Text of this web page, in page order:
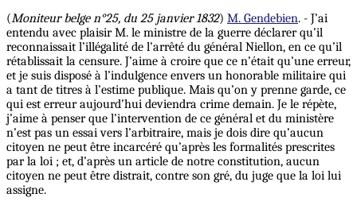
(Moniteur belge n°25, du 25 janvier 1832) M. Gendebien. - J’ai
entendu avec plaisir M. le ministre de la guerre déclarer qu’il
reconnaissait l’illégalité de l’arrêté du général Niellon, en ce qu’il
rétablissait la censure. J’aime à croire que ce n’était qu’une erreur,
et je suis disposé à l’indulgence envers un honorable militaire qui
a tant de titres à l’estime publique. Mais qu’on y prenne garde, ce
qui est erreur aujourd’hui deviendra crime demain. Je le répète,
j’aime à penser que l’intervention de ce général et du ministère
n’est pas un essai vers l’arbitraire, mais je dois dire qu’aucun
citoyen ne peut être incarcéré qu’après les formalités prescrites
par la loi ; et, d’après un article de notre constitution, aucun
citoyen ne peut être distrait, contre son gré, du juge que la loi lui
assigne.